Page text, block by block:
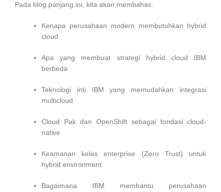
Pada blog panjang ini, kita akan membahas:
Kenapa perusahaan modern membutuhkan hybrid
cloud
Apa yang membuat strategi hybrid cloud IBM
berbeda
Teknologi inti IBM yang memudahkan integrasi
multicloud
Cloud Pak dan OpenShift sebagai fondasi cloud-
native
Keamanan kelas enterprise (Zero Trust) untuk
hybrid environment
Bagaimana IBM membantu perusahaan